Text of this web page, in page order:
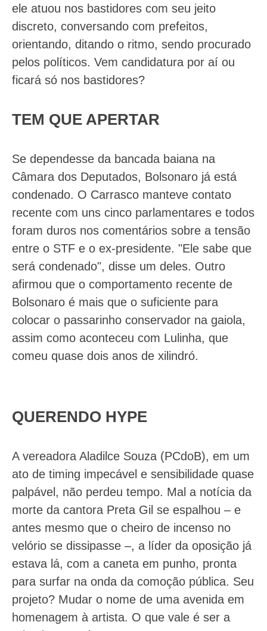
ele atuou nos bastidores com seu jeito
discreto, conversando com prefeitos,
orientando, ditando o ritmo, sendo procurado
pelos políticos. Vem candidatura por aí ou
ficará só nos bastidores?
TEM QUE APERTAR
Se dependesse da bancada baiana na
Câmara dos Deputados, Bolsonaro já está
condenado. O Carrasco manteve contato
recente com uns cinco parlamentares e todos
foram duros nos comentários sobre a tensão
entre o STF e o ex-presidente. "Ele sabe que
será condenado", disse um deles. Outro
afirmou que o comportamento recente de
Bolsonaro é mais que o suficiente para
colocar o passarinho conservador na gaiola,
assim como aconteceu com Lulinha, que
comeu quase dois anos de xilindró.
QUERENDO HYPE
A vereadora Aladilce Souza (PCdoB), em um
ato de timing impecável e sensibilidade quase
palpável, não perdeu tempo. Mal a notícia da
morte da cantora Preta Gil se espalhou – e
antes mesmo que o cheiro de incenso no
velório se dissipasse –, a líder da oposição já
estava lá, com a caneta em punho, pronta
para surfar na onda da comoção pública. Seu
projeto? Mudar o nome de uma avenida em
homenagem à artista. O que vale é ser a